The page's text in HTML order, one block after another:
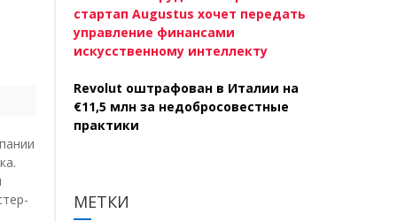
стартап Augustus хочет передать
управление финансами
искусственному интеллекту
Revolut оштрафован в Италии на
€11,5 млн за недобросовестные
практики
МЕТКИ